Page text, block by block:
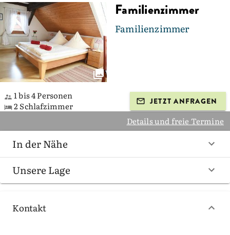
Familienzimmer
Familienzimmer
1 bis 4 Personen
2 Schlafzimmer
JETZT ANFRAGEN
Details und freie Termine
In der Nähe
Unsere Lage
Kontakt